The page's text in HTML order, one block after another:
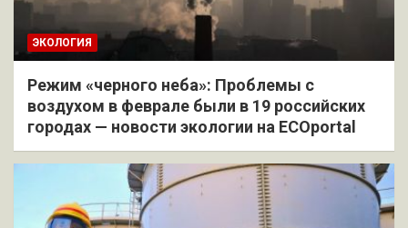
ЭКОЛОГИЯ
Режим «черного неба»: Проблемы с
воздухом в феврале были в 19 российских
городах — новости экологии на ECOportal